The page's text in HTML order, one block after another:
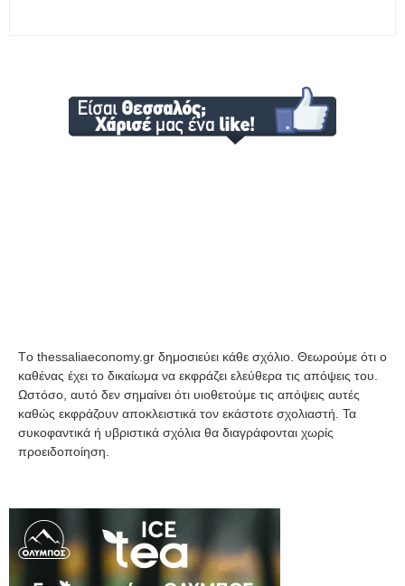
Tο thessaliaeconomy.gr δημοσιεύει κάθε σχόλιο. Θεωρούμε ότι ο
καθένας έχει το δικαίωμα να εκφράζει ελεύθερα τις απόψεις του.
Ωστόσο, αυτό δεν σημαίνει ότι υιοθετούμε τις απόψεις αυτές
καθώς εκφράζουν αποκλειστικά τον εκάστοτε σχολιαστή. Τα
συκοφαντικά ή υβριστικά σχόλια θα διαγράφονται χωρίς
προειδοποίηση.